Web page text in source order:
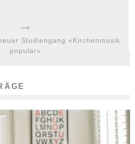
Studiengang «Kirchenmusik
popular»